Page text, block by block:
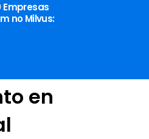
Empresas
no Milvus:
en